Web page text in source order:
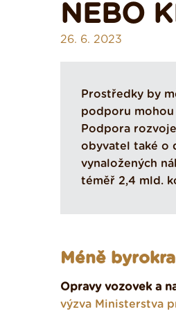
NEBO
26. 6. 2023
Prostředky by
podporu mohou
Podpora
obyvatel také o
vynaložených
téměř 2,4 mld.
Méně
Opravy vozovek a
výzva Ministerstva